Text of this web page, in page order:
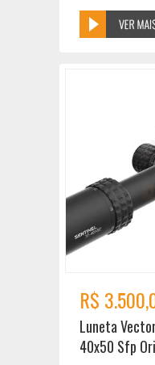
R$
Luneta
40x50 Sfp